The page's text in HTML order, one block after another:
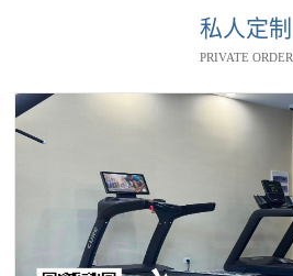
私人定制
PRIVATE ORDER